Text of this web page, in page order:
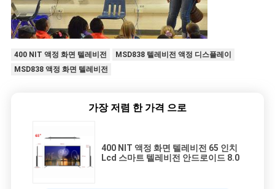
400 NIT 액정 화면 텔레비전
MSD838 텔레비전 액정 디스플레이
MSD838 액정 화면 텔레비전
가장 저렴 한 가격 으로
400 NIT 액정 화면 텔레비전 65 인치
Lcd 스마트 텔레비전 안드로이드 8.0